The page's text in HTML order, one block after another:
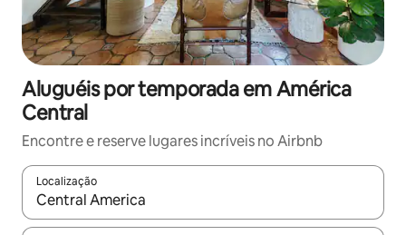
Aluguéis por temporada em América
Central
Encontre e reserve lugares incríveis no Airbnb
Localização
Quando os resultados estiverem disponíveis, explore-os